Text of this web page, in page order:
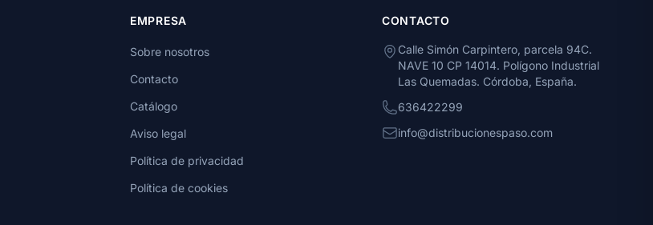
EMPRESA
Sobre nosotros
Contacto
Catálogo
Aviso legal
Política de privacidad
Política de cookies
CONTACTO
Calle Simón Carpintero, parcela 94C.
NAVE 10 CP 14014. Polígono Industrial
Las Quemadas. Córdoba, España.
636422299
info@distribucionespaso.com